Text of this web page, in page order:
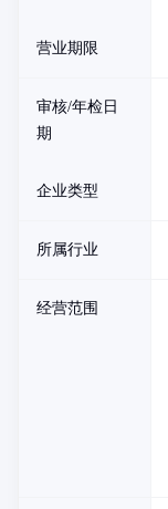
营业期限
审核/年检日
期
企业类型
所属行业
经营范围